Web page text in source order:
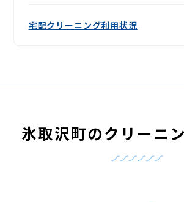
宅配クリーニング利用状況
氷取沢町のクリーニ